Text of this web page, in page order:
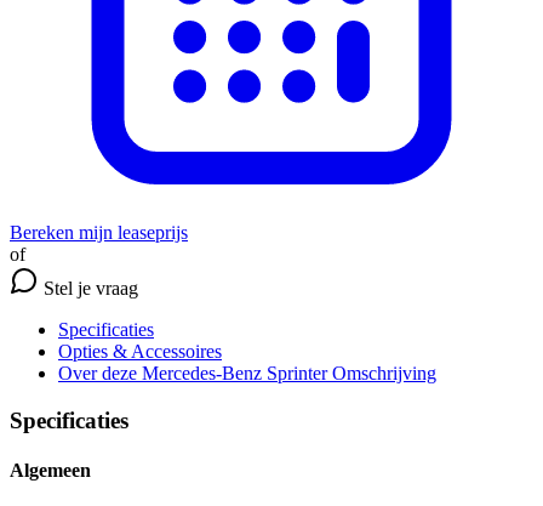
Bereken mijn leaseprijs
of
Stel je vraag
Specificaties
Opties & Accessoires
Over deze Mercedes-Benz Sprinter Omschrijving
Specificaties
Algemeen